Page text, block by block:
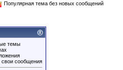
Популярная тема без новых сообщений
темы
свои сообщения